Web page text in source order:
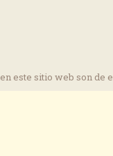
este sitio web son de